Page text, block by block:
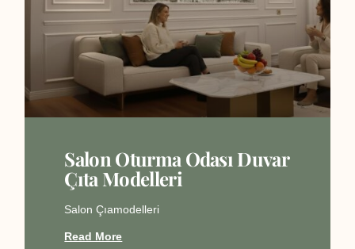
Salon Oturma Odası Duvar
Çıta Modelleri
Salon Çıamodelleri
Read More